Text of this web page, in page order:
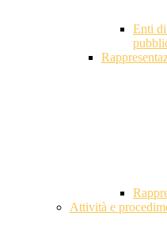
Enti
Attività e